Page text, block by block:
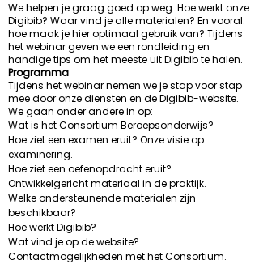
We helpen je graag goed op weg. Hoe werkt onze
Digibib? Waar vind je alle materialen? En vooral:
hoe maak je hier optimaal gebruik van? Tijdens
het webinar geven we een rondleiding en
handige tips om het meeste uit Digibib te halen.
Programma
Tijdens het webinar nemen we je stap voor stap
mee door onze diensten en de Digibib-website.
We gaan onder andere in op:
Wat is het Consortium Beroepsonderwijs?
Hoe ziet een examen eruit? Onze visie op
examinering.
Hoe ziet een oefenopdracht eruit?
Ontwikkelgericht materiaal in de praktijk.
Welke ondersteunende materialen zijn
beschikbaar?
Hoe werkt Digibib?
Wat vind je op de website?
Contactmogelijkheden met het Consortium.